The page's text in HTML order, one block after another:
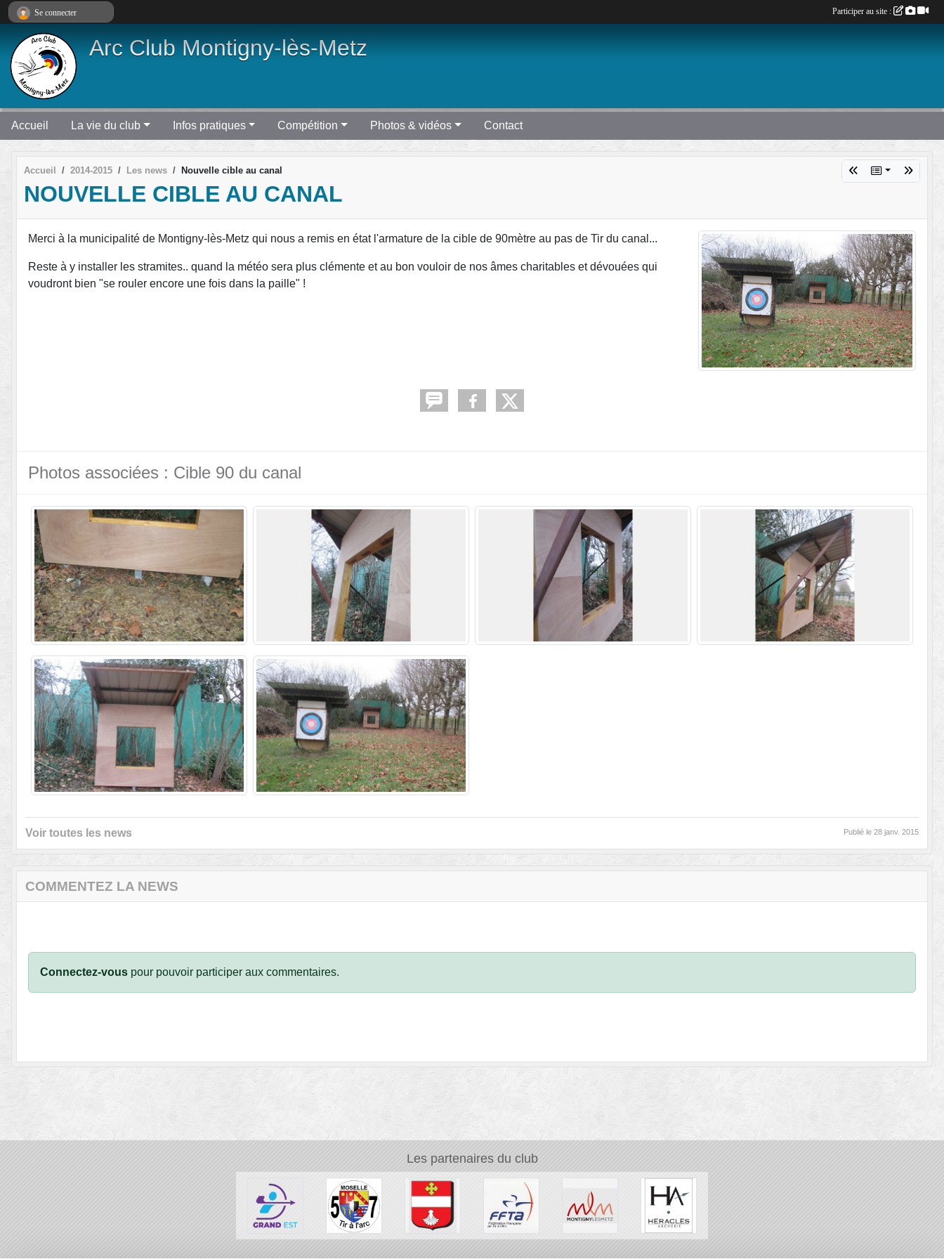
Arc Club Montigny-lès-Metz
Accueil La vie du club Infos pratiques Compétition Photos & vidéos Contact
Accueil 2014-2015 Les news Nouvelle cible au canal
NOUVELLE CIBLE AU CANAL
Merci à la municipalité de Montigny-lès-Metz qui nous a remis en état l'armature de la cible de 90mètre au pas de Tir du canal...
Reste à y installer les stramites.. quand la météo sera plus clémente et au bon vouloir de nos âmes charitables et dévouées qui
voudront bien "se rouler encore une fois dans la paille" !
Photos associées : Cible 90 du canal
Voir toutes les news Publié le 28 janv. 2015
COMMENTEZ LA NEWS
Connectez-vous pour pouvoir participer aux commentaires.
Les partenaires du club
Se connecter Participer au site :
Panneau de gestion des cookies